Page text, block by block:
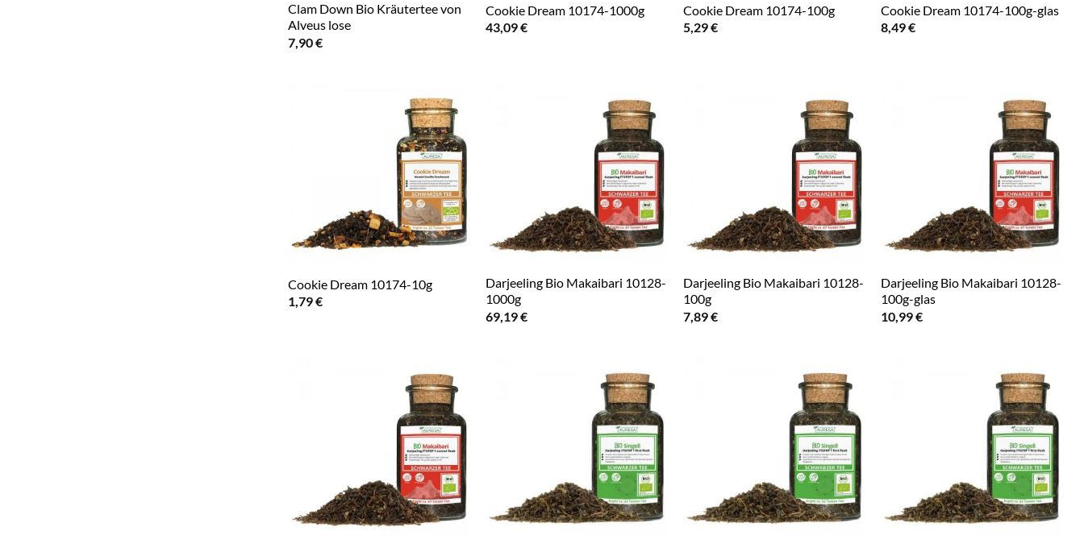
Clam Down Bio Kräutertee von
Alveus lose
7,90€
Cookie Dream 10174-1000g
43,09€
Cookie Dream 10174-100g
5,29€
Cookie Dream 10174-100g-glas
8,49€
Cookie Dream 10174-10g
1,79€
Darjeeling Bio Makaibari 10128-
1000g
69,19€
Darjeeling Bio Makaibari 10128-
100g
7,89€
Darjeeling Bio Makaibari 10128-
100g-glas
10,99€